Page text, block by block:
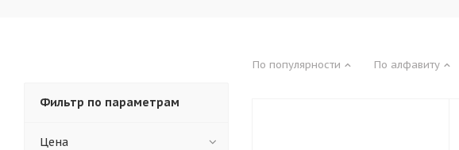
По популярности По алфавиту
Фильтр по параметрам
Цена